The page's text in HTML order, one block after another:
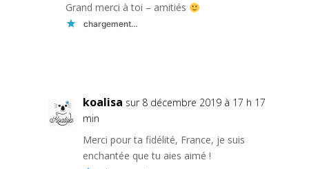
Grand merci à toi – amitiés
chargement…
koalisa sur 8 décembre 2019 à 17 h 17
min
Merci pour ta fidélité, France, je suis
enchantée que tu aies aimé !